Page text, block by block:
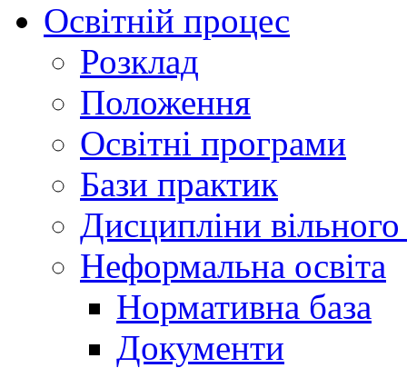
Освітній процес
Розклад
Положення
Освітні програми
Бази практик
Дисципліни
Неформальна освіта
Нормативна база
Документи